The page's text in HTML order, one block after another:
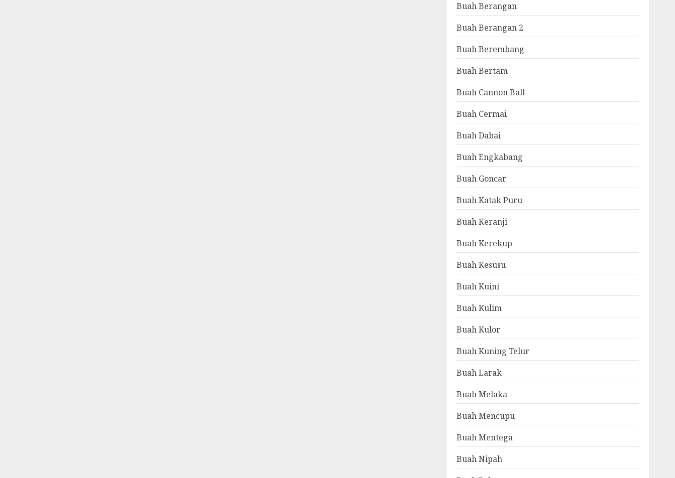
Buah Berangan
Buah Berangan 2
Buah Berembang
Buah Bertam
Buah Cannon Ball
Buah Cermai
Buah Dabai
Buah Engkabang
Buah Goncar
Buah Katak Puru
Buah Keranji
Buah Kerekup
Buah Kesusu
Buah Kuini
Buah Kulim
Buah Kulor
Buah Kuning Telur
Buah Larak
Buah Melaka
Buah Mencupu
Buah Mentega
Buah Nipah